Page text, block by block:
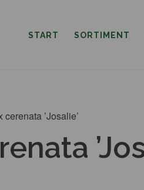
START SORTIMENT
cerenata ’Josalie’